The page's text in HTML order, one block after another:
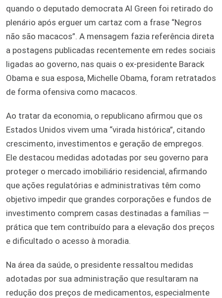
quando o deputado democrata Al Green foi retirado do
plenário após erguer um cartaz com a frase “Negros
não são macacos”. A mensagem fazia referência direta
a postagens publicadas recentemente em redes sociais
ligadas ao governo, nas quais o ex-presidente Barack
Obama e sua esposa, Michelle Obama, foram retratados
de forma ofensiva como macacos.
Ao tratar da economia, o republicano afirmou que os
Estados Unidos vivem uma “virada histórica”, citando
crescimento, investimentos e geração de empregos.
Ele destacou medidas adotadas por seu governo para
proteger o mercado imobiliário residencial, afirmando
que ações regulatórias e administrativas têm como
objetivo impedir que grandes corporações e fundos de
investimento comprem casas destinadas a famílias —
prática que tem contribuído para a elevação dos preços
e dificultado o acesso à moradia.
Na área da saúde, o presidente ressaltou medidas
adotadas por sua administração que resultaram na
redução dos preços de medicamentos, especialmente